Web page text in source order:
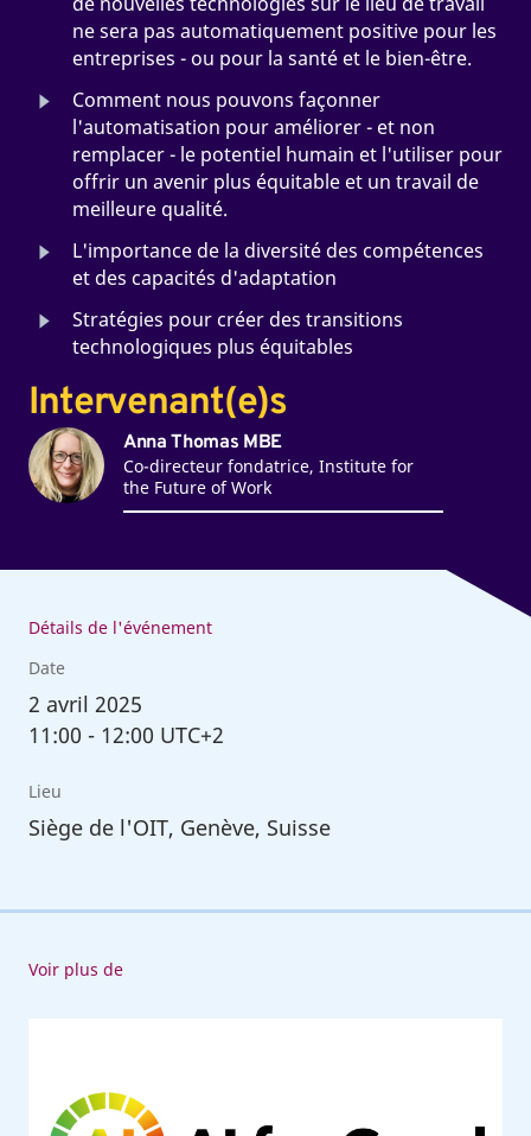
ne sera pas automatiquement positive pour les
entreprises - ou pour la santé et le bien-être.
Comment nous pouvons façonner
l'automatisation pour améliorer - et non
remplacer - le potentiel humain et l'utiliser pour
offrir un avenir plus équitable et un travail de
meilleure qualité.
L'importance de la diversité des compétences
et des capacités d'adaptation
Stratégies pour créer des transitions
technologiques plus équitables
Intervenant(e)s
Anna Thomas MBE
Co-directeur fondatrice, Institute for
the Future of Work
Détails de l'événement
Date
2 avril 2025
11:00 - 12:00 UTC+2
Lieu
Siège de l'OIT, Genève, Suisse
Voir plus de
Good